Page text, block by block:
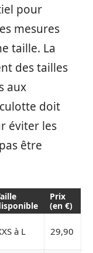
pour
mesures
taille. La
des tailles
aux
doit
éviter les
être
Prix
(en €)
à L 29,90